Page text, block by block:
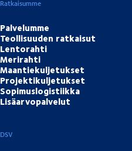
Ratkaisumme
Palvelumme
Teollisuuden ratkaisut
Lentorahti
Merirahti
Maantiekuljetukset
Projektikuljetukset
Sopimuslogistiikka
Lisäarvopalvelut
DSV